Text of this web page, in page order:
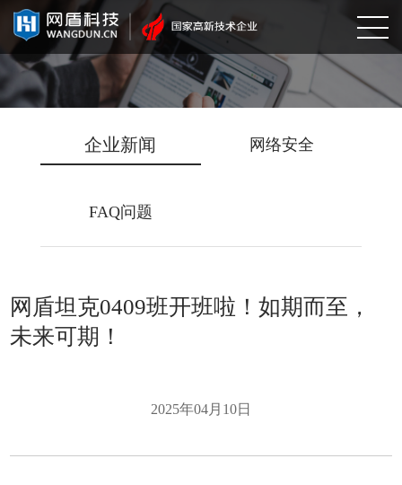
企业新闻 网络安全
FAQ问题
网盾坦克0409班开班啦！如期而至，
未来可期！
2025年04月10日